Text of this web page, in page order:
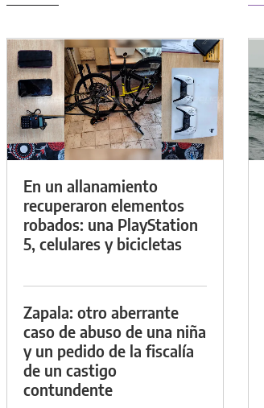
En un allanamiento
recuperaron elementos
robados: una PlayStation
5, celulares y bicicletas
Zapala: otro aberrante
caso de abuso de una niña
y un pedido de la fiscalía
de un castigo
contundente